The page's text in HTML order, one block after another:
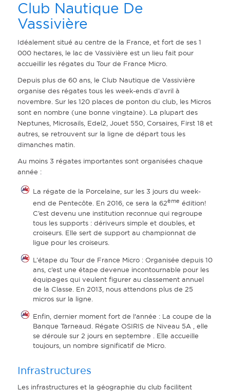
Club Nautique De
Vassivière
Idéalement situé au centre de la France, et fort de ses 1
000 hectares, le lac de Vassivière est un lieu fait pour
accueillir les régates du Tour de France Micro.
Depuis plus de 60 ans, le Club Nautique de Vassivière
organise des régates tous les week-ends d’avril à
novembre. Sur les 120 places de ponton du club, les Micros
sont en nombre (une bonne vingtaine). La plupart des
Neptunes, Microsails, Edel2, Jouet 550, Corsaires, First 18 et
autres, se retrouvent sur la ligne de départ tous les
dimanches matin.
Au moins 3 régates importantes sont organisées chaque
année :
La régate de la Porcelaine, sur les 3 jours du week-
end de Pentecôte. En 2016, ce sera la 62ème édition!
C’est devenu une institution reconnue qui regroupe
tous les supports : dériveurs simple et doubles, et
croiseurs. Elle sert de support au championnat de
ligue pour les croiseurs.
L’étape du Tour de France Micro : Organisée depuis 10
ans, c’est une étape devenue incontournable pour les
équipages qui veulent figurer au classement annuel
de la Classe. En 2013, nous attendons plus de 25
micros sur la ligne.
Enfin, dernier moment fort de l'année : La coupe de la
Banque Tarneaud. Régate OSIRIS de Niveau 5A , elle
se déroule sur 2 jours en septembre . Elle accueille
toujours, un nombre significatif de Micro.
Infrastructures
Les infrastructures et la géographie du club facilitent